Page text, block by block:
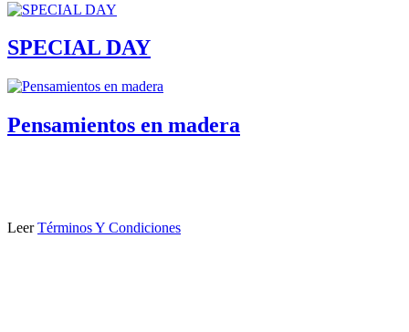
SPECIAL DAY
Pensamientos en madera
LeerTérminos Y Condiciones